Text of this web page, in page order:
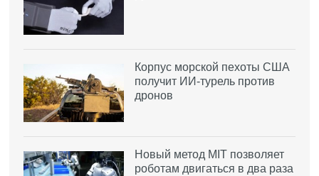
Корпус морской пехоты США
получит ИИ-турель против
дронов
Новый метод MIT позволяет
роботам двигаться в два раза